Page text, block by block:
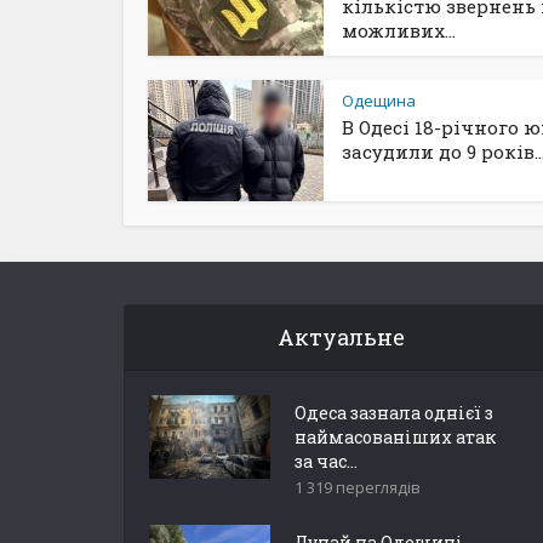
кількістю
можливих...
Одещина
В Одесі 18-річного
засудили до 9
Актуальне
Одеса зазнала однієї з
наймасованіших атак
за час...
1 319 переглядів